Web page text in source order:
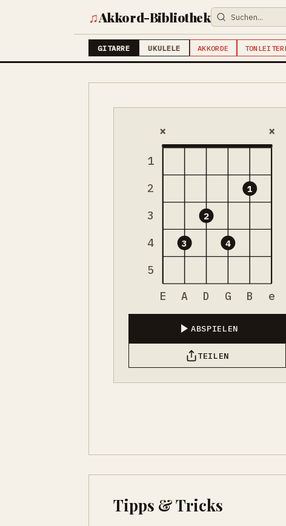
♫Akkord-Bibliothek
GITARRE UKULELE AKKORDE
1
2
3
4
5
× ×
3
2
4
1
E A D G B e
ABSPIELEN
TEILEN
Tipps & Tricks